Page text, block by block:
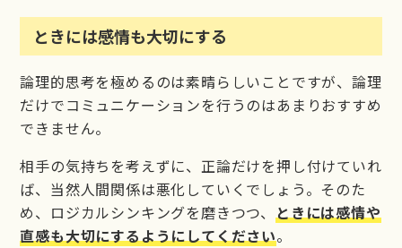
ときには感情も大切にする
論理的思考を極めるのは素晴らしいことですが、論理
だけでコミュニケーションを行うのはあまりおすすめ
できません。
相手の気持ちを考えずに、正論だけを押し付けていれ
ば、当然人間関係は悪化していくでしょう。そのた
め、ロジカルシンキングを磨きつつ、ときには感情や
直感も大切にするようにしてください。